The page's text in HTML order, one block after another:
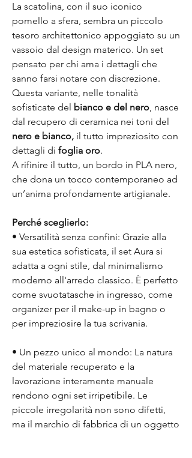
La scatolina, con il suo iconico
pomello a sfera, sembra un piccolo
tesoro architettonico appoggiato su un
vassoio dal design materico. Un set
pensato per chi ama i dettagli che
sanno farsi notare con discrezione.
Questa variante, nelle tonalità
sofisticate del bianco e del nero, nasce
dal recupero di ceramica nei toni del
nero e bianco, il tutto impreziosito con
dettagli di foglia oro.
A rifinire il tutto, un bordo in PLA nero,
che dona un tocco contemporaneo ad
un’anima profondamente artigianale.
Perché sceglierlo:
• Versatilità senza confini: Grazie alla
sua estetica sofisticata, il set Aura si
adatta a ogni stile, dal minimalismo
moderno all'arredo classico. È perfetto
come svuotatasche in ingresso, come
organizer per il make-up in bagno o
per impreziosire la tua scrivania.
• Un pezzo unico al mondo: La natura
del materiale recuperato e la
lavorazione interamente manuale
rendono ogni set irripetibile. Le
piccole irregolarità non sono difetti,
ma il marchio di fabbrica di un oggetto